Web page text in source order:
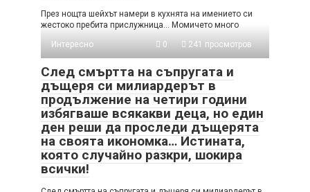
През нощта шейхът намери в кухнята на имението си
жестоко пребита прислужница… Момичето много
Интересно
0 241 просмотров
След смъртта на съпругата и
дъщеря си милиардерът в
продължение на четири години
избягваше всякакви деца, но един
ден реши да проследи дъщерята
на своята икономка… Истината,
която случайно разкри, шокира
всички!